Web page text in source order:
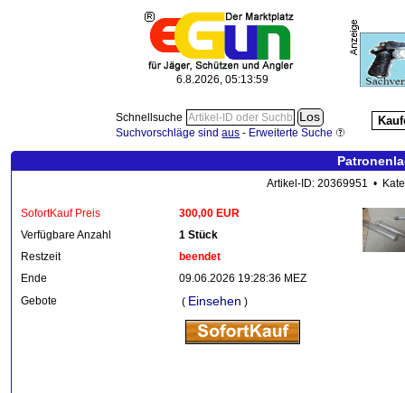
6.8.2026, 05:14:00
Schnellsuche
Suchvorschläge sindaus - Erweiterte Suche
Artikel-ID: 20369951 •
SofortKauf Preis
300,00 EUR
Verfügbare Anzahl
1 Stück
Restzeit
beendet
Ende
09.06.2026 19:28:36 MEZ
Gebote
( Einsehen )